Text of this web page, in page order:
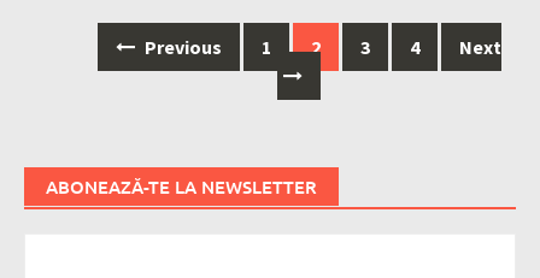
navigation
Previous 1 2 3 4 Next
ABONEAZĂ-TE LA NEWSLETTER